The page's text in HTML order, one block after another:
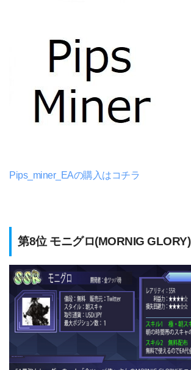
Pips_miner_EAの購入はコチラ
第8位 モニグロ(MORNIG GLORY)